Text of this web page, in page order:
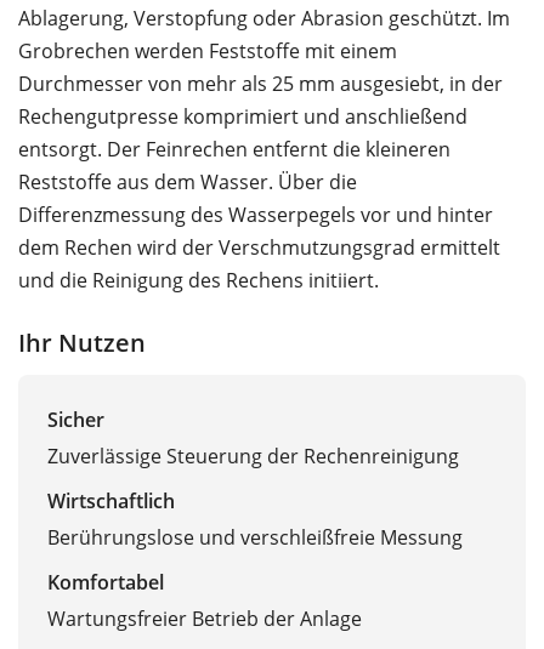
Ablagerung, Verstopfung oder Abrasion geschützt. Im
Grobrechen werden Feststoffe mit einem
Durchmesser von mehr als 25 mm ausgesiebt, in der
Rechengutpresse komprimiert und anschließend
entsorgt. Der Feinrechen entfernt die kleineren
Reststoffe aus dem Wasser. Über die
Differenzmessung des Wasserpegels vor und hinter
dem Rechen wird der Verschmutzungsgrad ermittelt
und die Reinigung des Rechens initiiert.
Ihr Nutzen
Sicher
Zuverlässige Steuerung der Rechenreinigung
Wirtschaftlich
Berührungslose und verschleißfreie Messung
Komfortabel
Wartungsfreier Betrieb der Anlage